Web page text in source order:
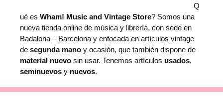
V
V
c
a
n
t
d
Q
ué es Wham! Music and Vintage Store? Somos una
nueva tienda online de música y librería, con sede en
Badalona – Barcelona y enfocada en artículos vintage
de segunda mano y ocasión, que también dispone de
material nuevo sin usar. Tenemos artículos usados,
seminuevos y nuevos.